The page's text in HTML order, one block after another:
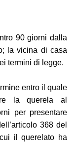
90 giorni dalla
la vicina di casa
termini di legge.
entro il quale
la querela al
per presentare
368 del
il querelato ha